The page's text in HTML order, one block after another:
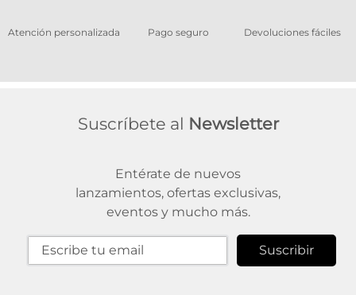
Atención personalizada Pago seguro Devoluciones fáciles
Suscríbete al Newsletter
Entérate de nuevos
lanzamientos, ofertas exclusivas,
eventos y mucho más.
Suscribir